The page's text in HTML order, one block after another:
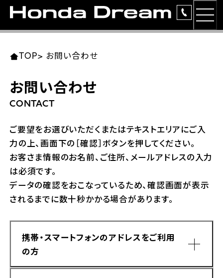
ラインアップ
安心のサービス
レンタルバイク
洋用品
イベント
お問い合わせ
TOP> お問い合わせ
お問い合わせ
CONTACT
ご要望をお選びいただくまたはテキストエリアにご入
力の上、画面下の［確認］ボタンを押してください。
お客さま情報のお名前、ご住所、メールアドレスの入力
は必須です。
データの確認をおこなっているため、確認画面が表示
されるまでに数十秒かかる場合があります。
携帯・スマートフォンのアドレスをご利用
の方
東北エリア 店舗一覧
岩手県
宮城県
ホンダドリーム 仙台泉
福島県
関東エリア 店舗一覧
東京都
ホンダドリーム 西東京
ホンダドリーム 練馬
ホンダドリーム 板橋
ホンダドリーム 大田
中部エリア 店舗一覧
愛知県
ホンダドリーム 名古屋南
ホンダドリーム 小牧
ホンダドリーム 名古屋東
ホンダドリーム 豊橋
近畿エリア 店舗一覧
大阪府
ホンダドリーム 箕面
ホンダドリーム 藤井寺
ホンダドリーム 東淀川
京都府
中国・四国エリア 店舗一覧
岡山県
広島県
ホンダドリーム 広島
徳島県
九州エリア 店舗一覧
福岡県
ホンダドリーム 福岡東
ホンダドリーム 久留米
ホンダドリーム 福岡春日
熊本県